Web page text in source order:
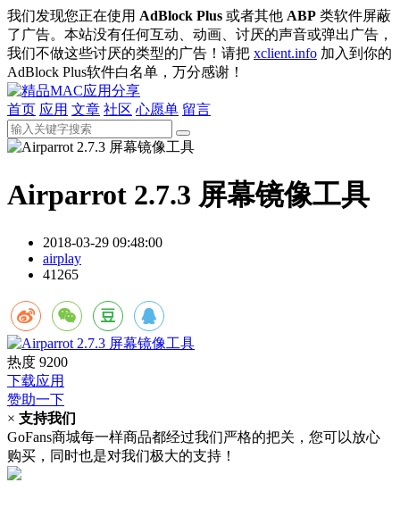
我们发现您正在使用 AdBlock Plus 或者其他 ABP 类软件屏蔽
了广告。本站没有任何互动、动画、讨厌的声音或弹出广告，
我们不做这些讨厌的类型的广告！请把 xclient.info 加入到你的
AdBlock Plus软件白名单，万分感谢！
首页 应用 文章 社区 心愿单 留言
Airparrot 2.7.3 屏幕镜像工具
2018-03-29 09:48:00
airplay
41265
热度 9200
下载应用
赞助一下
× 支持我们
GoFans商城每一样商品都经过我们严格的把关，您可以放心
购买，同时也是对我们极大的支持！